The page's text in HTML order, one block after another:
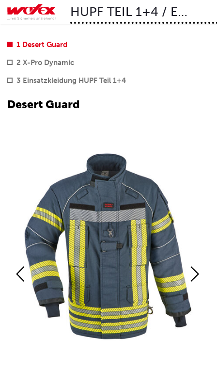
HUPF TEIL 1+4 / EN469
1 Desert Guard
2 X-Pro Dynamic
3 Einsatzkleidung HUPF Teil 1+4
Desert Guard